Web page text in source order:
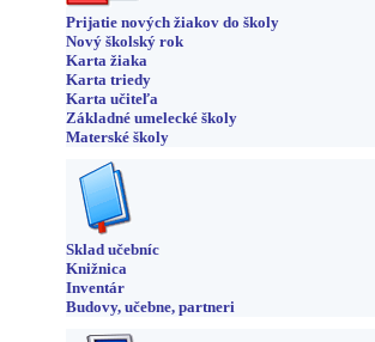
Prijatie nových žiakov do školy
Nový školský rok
Karta žiaka
Karta triedy
Karta učiteľa
Základné umelecké školy
Materské školy
Sklad učebníc
Knižnica
Inventár
Budovy, učebne, partneri